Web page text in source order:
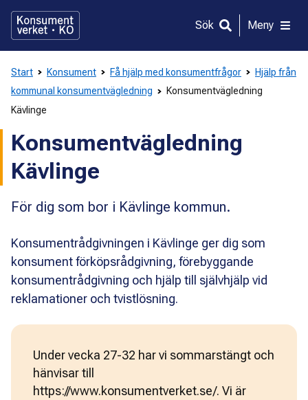
direkt
innehållet
Sök Meny
Start Konsument Få hjälp med konsumentfrågor
Hjälp från
kommunal konsumentvägledning
Konsumentvägledning
Kävlinge
Konsumentvägledning
Kävlinge
För dig som bor i Kävlinge kommun.
Konsumentrådgivningen i Kävlinge ger dig som
konsument förköpsrådgivning, förebyggande
konsumentrådgivning och hjälp till självhjälp vid
reklamationer och tvistlösning.
Under vecka 27-32 har vi sommarstängt och
hänvisar till
https://www.konsumentverket.se/. Vi är